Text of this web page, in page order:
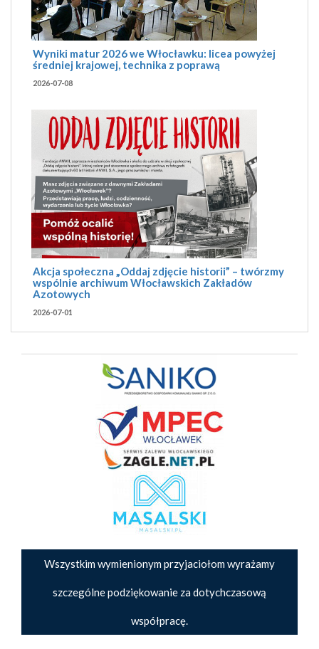
Wyniki matur 2026 we Włocławku: licea powyżej
średniej krajowej, technika z poprawą
2026-07-08
Akcja społeczna „Oddaj zdjęcie historii” – twórzmy
wspólnie archiwum Włocławskich Zakładów
Azotowych
2026-07-01
Wszystkim wymienionym przyjaciołom wyrażamy
szczególne podziękowanie za dotychczasową
współpracę.